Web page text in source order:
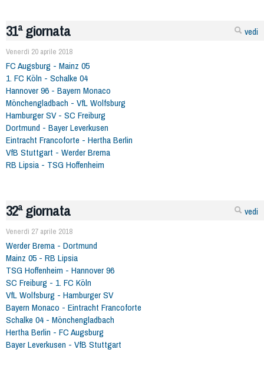
vedi
31ª giornata
Venerdì 20 aprile 2018
FC Augsburg - Mainz 05
1. FC Köln - Schalke 04
Hannover 96 - Bayern Monaco
Mönchengladbach - VfL Wolfsburg
Hamburger SV - SC Freiburg
Dortmund - Bayer Leverkusen
Eintracht Francoforte - Hertha Berlin
VfB Stuttgart - Werder Brema
RB Lipsia - TSG Hoffenheim
vedi
32ª giornata
Venerdì 27 aprile 2018
Werder Brema - Dortmund
Mainz 05 - RB Lipsia
TSG Hoffenheim - Hannover 96
SC Freiburg - 1. FC Köln
VfL Wolfsburg - Hamburger SV
Bayern Monaco - Eintracht Francoforte
Schalke 04 - Mönchengladbach
Hertha Berlin - FC Augsburg
Bayer Leverkusen - VfB Stuttgart